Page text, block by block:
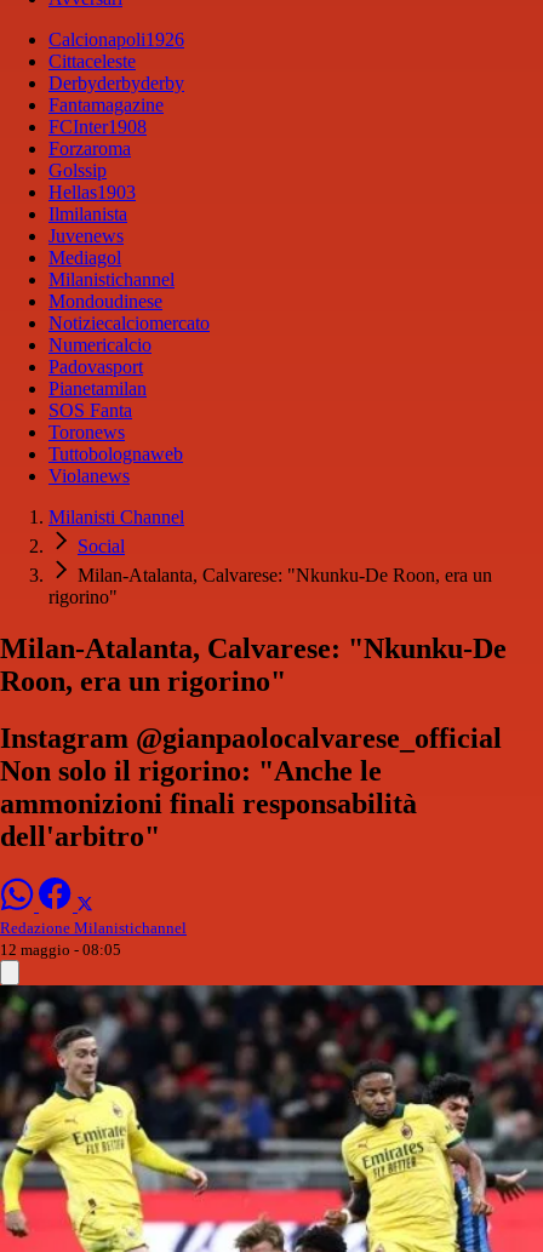
Calcionapoli1926
Cittaceleste
Derbyderbyderby
Fantamagazine
FCInter1908
Forzaroma
Golssip
Hellas1903
Ilmilanista
Juvenews
Mediagol
Milanistichannel
Mondoudinese
Notiziecalciomercato
Numericalcio
Padovasport
Pianetamilan
SOS Fanta
Toronews
Tuttobolognaweb
Violanews
Milanisti Channel
Social
Milan-Atalanta, Calvarese: "Nkunku-De Roon, era un
rigorino"
Milan-Atalanta, Calvarese: "Nkunku-De
Roon, era un rigorino"
Instagram @gianpaolocalvarese_official
Non solo il rigorino: "Anche le
ammonizioni finali responsabilità
dell'arbitro"
Redazione Milanistichannel
12 maggio - 08:05